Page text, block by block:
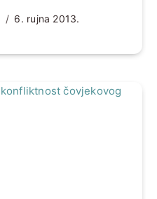
6. rujna 2013.